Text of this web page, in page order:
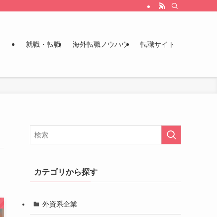
就職・転職 海外転職ノウハウ 転職サイト
カテゴリから探す
外資系企業